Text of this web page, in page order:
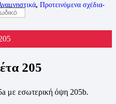
, Προτεινόμενα σχέδια-
205
με εσωτερική όψη 205b.